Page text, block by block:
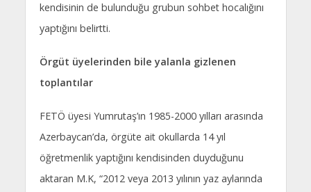
kendisinin de bulunduğu grubun sohbet hocalığını
yaptığını belirtti.
Örgüt üyelerinden bile yalanla gizlenen
toplantılar
FETÖ üyesi Yumrutaş’ın 1985-2000 yılları arasında
Azerbaycan’da, örgüte ait okullarda 14 yıl
öğretmenlik yaptığını kendisinden duyduğunu
aktaran M.K, “2012 veya 2013 yılının yaz aylarında